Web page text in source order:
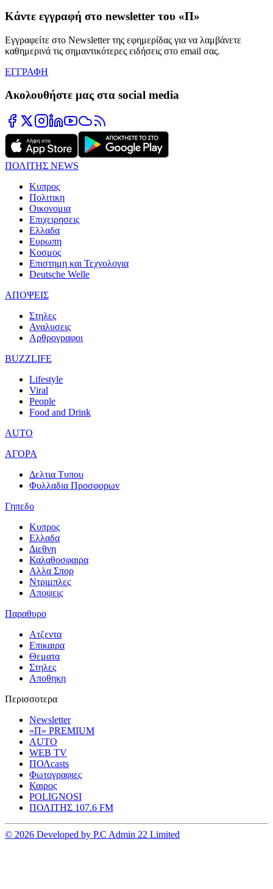
Κάντε εγγραφή στο newsletter του «Π»
Εγγραφείτε στο Newsletter της εφημερίδας για να λαμβάνετε
καθημερινά τις σημαντικότερες ειδήσεις στο email σας.
ΕΓΓΡΑΦΗ
Ακολουθήστε μας στα social media
ΠΟΛΙΤΗΣ NEWS
Κυπρος
Πολιτικη
Οικονομια
Επιχειρησεις
Ελλαδα
Ευρωπη
Κοσμος
Επιστημη και Τεχνολογια
Deutsche Welle
ΑΠΟΨΕΙΣ
Στηλες
Αναλυσεις
Αρθρογραφοι
BUZZLIFE
Lifestyle
Viral
People
Food and Drink
AUTO
ΑΓΟΡΑ
Δελτια Τυπου
Φυλλαδια Προσφορων
Γηπεδο
Κυπρος
Ελλαδα
Διεθνη
Καλαθοσφαιρα
Αλλα Σπορ
Ντριμπλες
Αποψεις
Παραθυρο
Ατζεντα
Επικαιρα
Θεματα
Στηλες
Αποθηκη
Περισσοτερα
Newsletter
«Π» PREMIUM
AUTO
WEB TV
ΠΟΛcasts
Φωτογραφιες
Καιρος
POLIGNOSI
ΠΟΛΙΤΗΣ 107.6 FM
© 2026 Developed by P.C Admin 22 Limited